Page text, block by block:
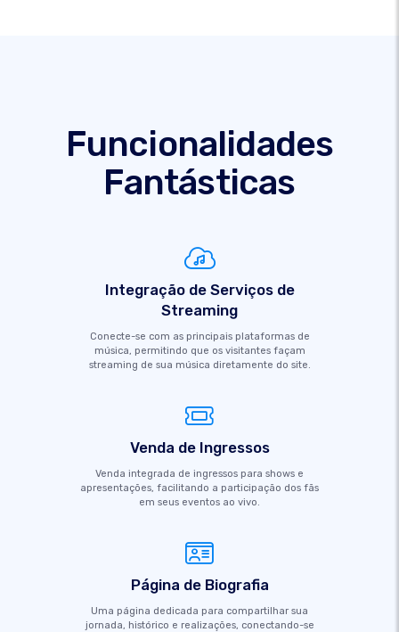
Funcionalidades
Fantásticas
Integração de Serviços de
Streaming
Conecte-se com as principais plataformas de
música, permitindo que os visitantes façam
streaming de sua música diretamente do site.
Venda de Ingressos
Venda integrada de ingressos para shows e
apresentações, facilitando a participação dos fãs
em seus eventos ao vivo.
Página de Biografia
Uma página dedicada para compartilhar sua
jornada, histórico e realizações, conectando-se